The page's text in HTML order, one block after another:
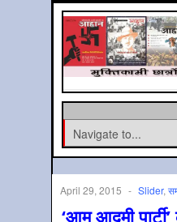
April 29, 2015 - Slider,
‘आम आदमी